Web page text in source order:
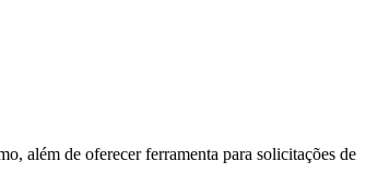
além de oferecer ferramenta para solicitações de